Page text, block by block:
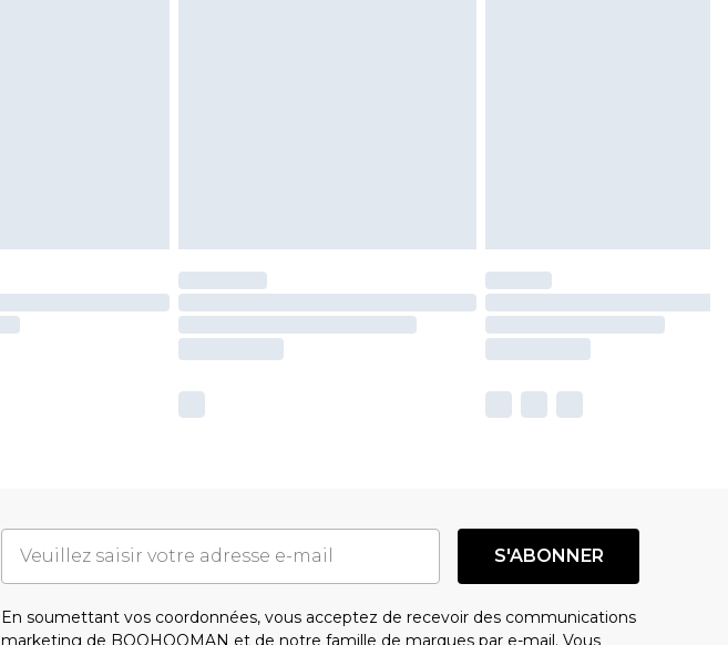
S'ABONNER
En soumettant vos coordonnées, vous acceptez de recevoir des communications
marketing de BOOHOOMAN et de notre famille de marques par e-mail. Vous